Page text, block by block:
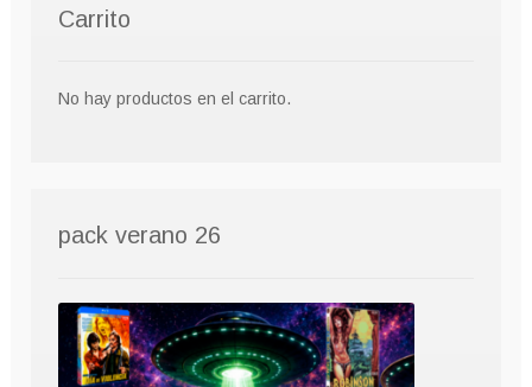
Carrito
No hay productos en el carrito.
pack verano 26